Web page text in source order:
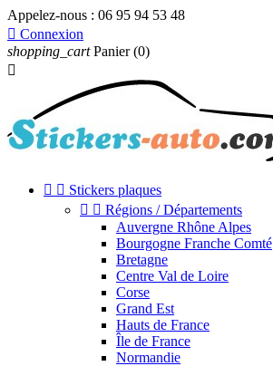
Appelez-nous : 06 95 94 53 48
 Connexion
shopping_cart Panier (0)

  Stickers plaques
  Régions / Départements
Auvergne Rhône Alpes
Bourgogne Franche Comté
Bretagne
Centre Val de Loire
Corse
Grand Est
Hauts de France
Île de France
Normandie